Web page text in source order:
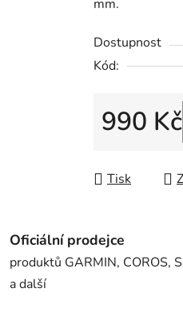
0,0
5
hvězdiček.
mm.
Dostupnost
Kód:
990 Kč
Tisk
Oficiální prodejce
produktů GARMIN, COROS,
a další